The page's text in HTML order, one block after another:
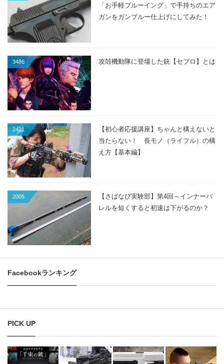
「お手軽ブルーイング」で手持ちのエア
ガンをガンブルー仕上げにしてみた！
3486 攻殻機動隊に登場した銃【セブロ】とは
2421
【初心者応援講座】ちゃんと構えないと
当たらない！ 長モノ（ライフル）の構
え方【基本編】
2005
【さばなび実験部】第4回～インナーバ
レルを短くすると初速は下がるのか？
Facebookランキング
PICK UP